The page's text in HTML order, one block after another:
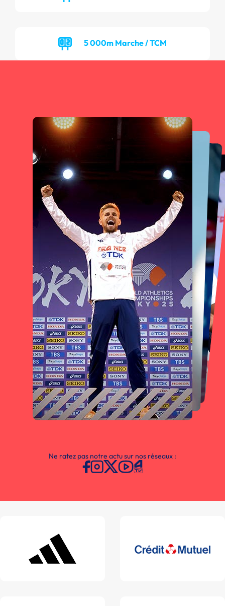
5 000m Marche / TCM
Ne ratez pas notre actu sur nos réseaux :